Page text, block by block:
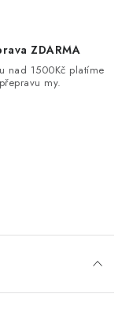
ZDARMA
nad 1500Kč platíme
přepravu my.